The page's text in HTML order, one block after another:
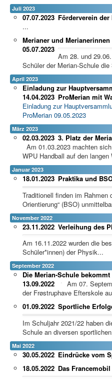
Juli 2023
Förderverein
07.07.2023
...
Merianer und
05.07.2023
Am 28. und
Schüler der Merian-Schule
April 2023
Einladung zur
ProMerian mit
14.04.2023
Einladung zur
ProMerian 09.05.2023
März 2023
3. Platz der
02.03.2023
Am 01.03.2023 machten
WPU Handball auf den langen
Januar 2023
Praktika und
18.01.2023
Traditionell finden im Rahmen
Orientierung“ (BSO)
November 2022
Verleihung des
23.11.2022
Am 16.11.2022 wurden die
Schüler*innen) der Physik...
September 2022
Die Merian-Schule
13.09.2022
Am 07.
der Frøstruphave Efterskole
Sportliche
01.09.2022
Im Schuljahr 2021/22 haben
Schule an diversen
Mai 2022
Eindrücke vom
30.05.2022
Das
18.05.2022